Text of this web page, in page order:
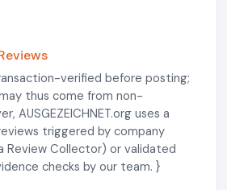
verified before posting;
thus come from non-
AUSGEZEICHNET.org uses a
triggered by company
Review Collector) or validated
checks by our team. }